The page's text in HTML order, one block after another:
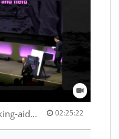
10-ICF26-Plenary-04-Rethinking-aid-deliveries-for-greater-impact-with-existing-resources-53529531710001791 02:25:22